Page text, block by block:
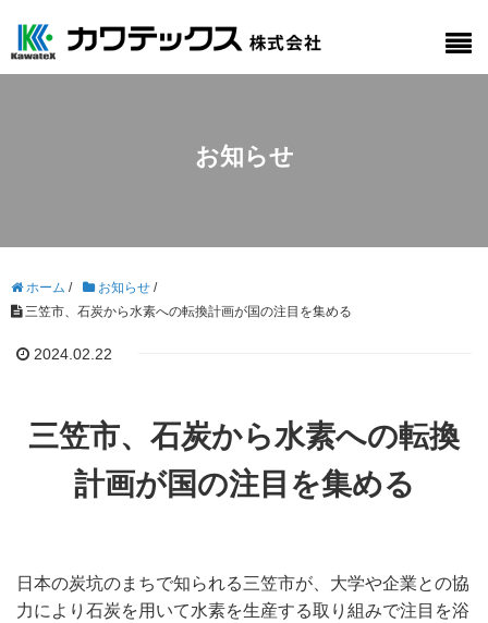
お知らせ
ホーム / お知らせ /
三笠市、石炭から水素への転換計画が国の注目を集める
2024.02.22
三笠市、石炭から水素への転換
計画が国の注目を集める
日本の炭坑のまちで知られる三笠市が、大学や企業との協
力により石炭を用いて水素を生産する取り組みで注目を浴